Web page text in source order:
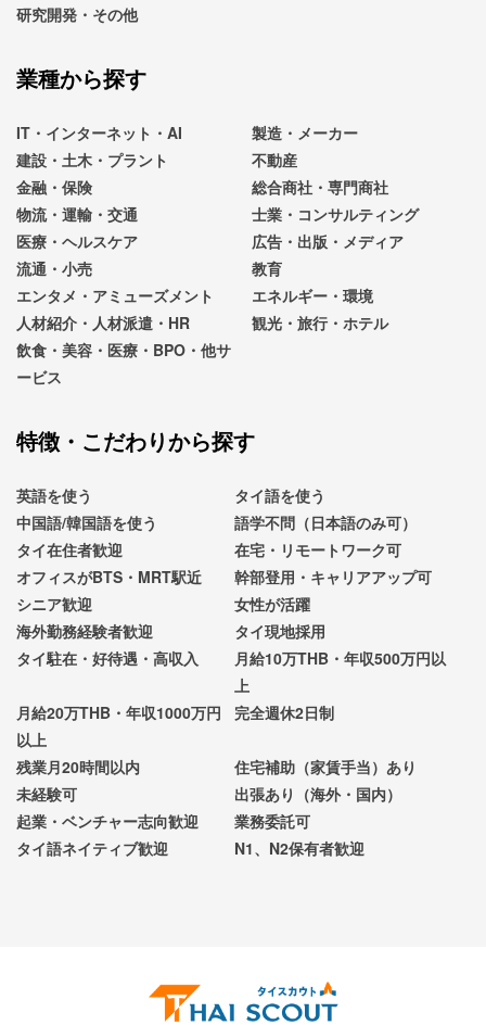
研究開発・その他
業種から探す
IT・インターネット・AI
製造・メーカー
建設・土木・プラント
不動産
金融・保険
総合商社・専門商社
物流・運輸・交通
士業・コンサルティング
医療・ヘルスケア
広告・出版・メディア
流通・小売
教育
エンタメ・アミューズメント
エネルギー・環境
人材紹介・人材派遣・HR
観光・旅行・ホテル
飲食・美容・医療・BPO・他サ
ービス
特徴・こだわりから探す
英語を使う
タイ語を使う
中国語/韓国語を使う
語学不問（日本語のみ可）
タイ在住者歓迎
在宅・リモートワーク可
オフィスがBTS・MRT駅近
幹部登用・キャリアアップ可
シニア歓迎
女性が活躍
海外勤務経験者歓迎
タイ現地採用
タイ駐在・好待遇・高収入
月給10万THB・年収500万円以
上
月給20万THB・年収1000万円
以上
完全週休2日制
残業月20時間以内
住宅補助（家賃手当）あり
未経験可
出張あり（海外・国内）
起業・ベンチャー志向歓迎
業務委託可
タイ語ネイティブ歓迎
N1、N2保有者歓迎